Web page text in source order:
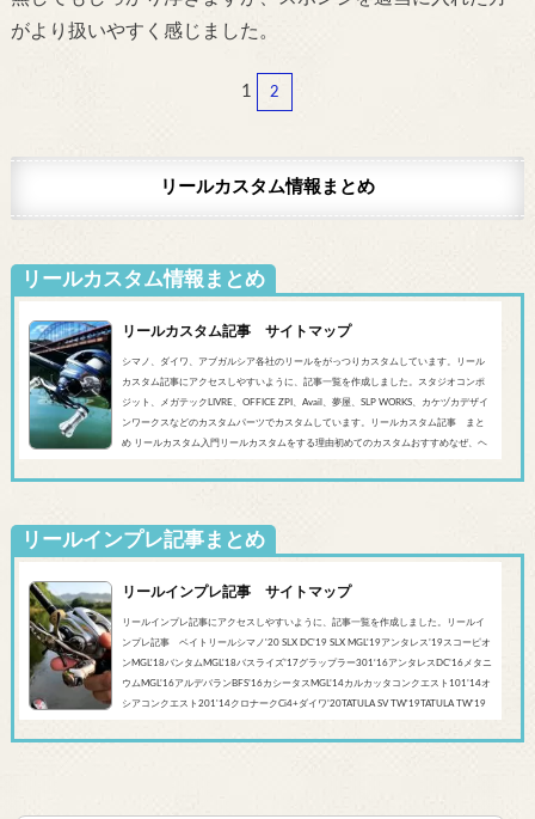
がより扱いやすく感じました。
1 2
リールカスタム情報まとめ
リールカスタム情報まとめ
リールカスタム記事 サイトマップ
シマノ、ダイワ、アブガルシア各社のリールをがっつりカスタムしています。リール
カスタム記事にアクセスしやすいように、記事一覧を作成しました。スタジオコンポ
ジット、メガテックLIVRE、OFFICE ZPI、Avail、夢屋、SLP WORKS、カケヅカデザイ
ンワークスなどのカスタムパーツでカスタムしています。リールカスタム記事 まと
め リールカスタム入門リールカスタムをする理由初めてのカスタムおすすめなぜ、ヘ
スMGL’19スコーピオンMGL&#0...
リールインプレ記事まとめ
リールインプレ記事 サイトマップ
リールインプレ記事にアクセスしやすいように、記事一覧を作成しました。リールイ
ンプレ記事 ベイトリールシマノ'20 SLX DC’19 SLX MGL'19アンタレス’19スコーピオ
ンMGL'18バンタムMGL'18バスライズ’17グラップラー301‘16アンタレスDC’16メタニ
ウムMGL’16アルデバランBFS’16カシータスMGL’14カルカッタコンクエスト101’14オ
シアコンクエスト201'14クロナークCi4+ダイワ’20TATULA SV TW'19TATULA TW'19
ガルシア’...